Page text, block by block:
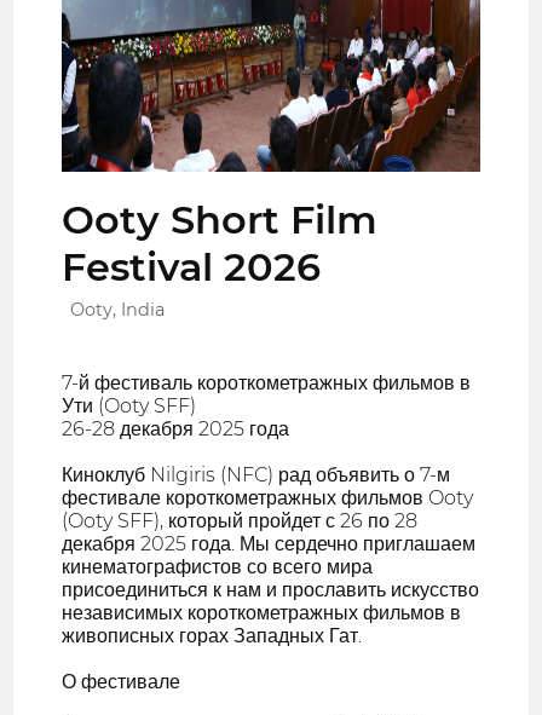
Ooty Short Film
Festival 2026
Ooty, India
7-й фестиваль короткометражных фильмов в
Ути (Ooty SFF)
26-28 декабря 2025 года
Киноклуб Nilgiris (NFC) рад объявить о 7-м
фестивале короткометражных фильмов Ooty
(Ooty SFF), который пройдет с 26 по 28
декабря 2025 года. Мы сердечно приглашаем
кинематографистов со всего мира
присоединиться к нам и прославить искусство
независимых короткометражных фильмов в
живописных горах Западных Гат.
О фестивале